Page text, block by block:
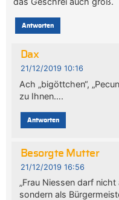
Antworten
Dax
21/12/2019 10:16
Ach „bigöttchen“,
zu Ihnen….
Antworten
Besorgte Mutter
21/12/2019 16:56
„Frau Niessen darf
sondern als